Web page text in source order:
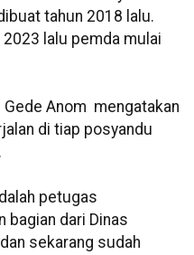
tahun 2018 lalu.
lalu pemda mulai
Gede Anom mengatakan
di tiap posyandu
petugas
bagian dari Dinas
sekarang sudah